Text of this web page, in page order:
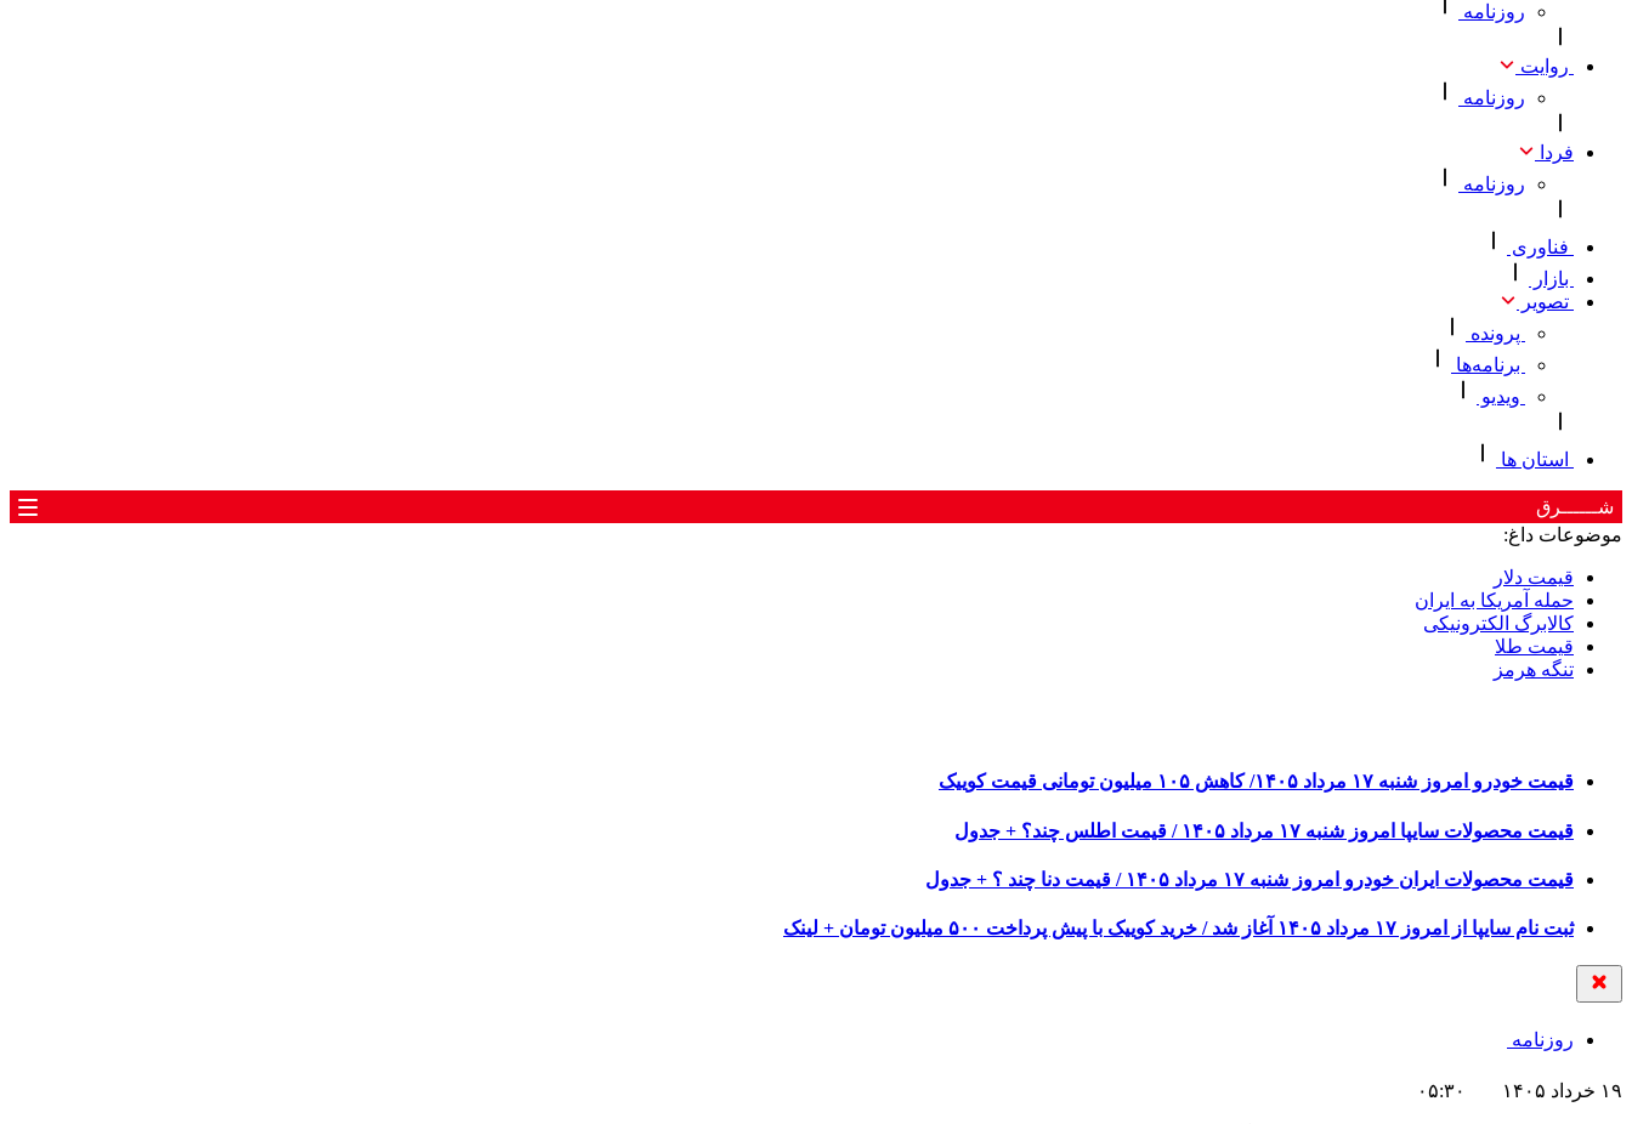
روزنامه
روایت
روزنامه
فردا
روزنامه
فناوری
بازار
تصویر
پرونده
برنامه‌ها
ویدیو
استان ها
شــــــرق
موضوعات داغ:
قیمت دلار
حمله آمریکا به ایران
کالابرگ الکترونیکی
قیمت طلا
تنگه هرمز
قیمت خودرو امروز شنبه ۱۷ مرداد ۱۴۰۵/ کاهش ۱۰۵ میلیون تومانی قیمت کوییک
قیمت محصولات سایپا امروز شنبه ۱۷ مرداد ۱۴۰۵ / قیمت اطلس چند؟ + جدول
قیمت محصولات ایران خودرو امروز شنبه ۱۷ مرداد ۱۴۰۵ / قیمت دنا چند ؟ + جدول
ثبت نام سایپا از امروز ۱۷ مرداد ۱۴۰۵ آغاز شد / خرید کوییک با پیش پرداخت ۵۰۰ میلیون تومان + لینک
روزنامه
۱۹ خرداد ۱۴۰۵